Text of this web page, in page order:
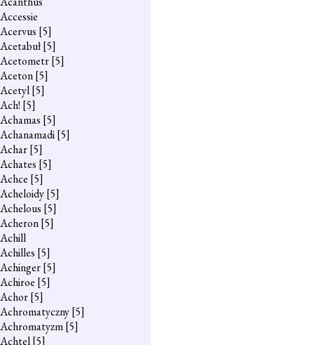
Accessie
Acervus [5]
Acetabuł[5]
Acetometr[5]
Aceton[5]
Acetyl[5]
Ach! [5]
Achamas [5]
Achanamadi[5]
Achar[5]
Achates [5]
Achce [5]
Acheloidy[5]
Achelous [5]
Acheron[5]
Achill
Achilles [5]
Achinger[5]
Achiroe [5]
Achor[5]
Achromatyczny[5]
Achromatyzm[5]
Achtel[5]